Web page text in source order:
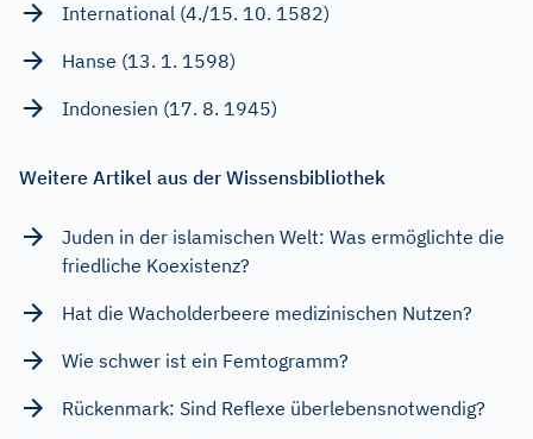
International (4./15. 10. 1582)
Hanse (13. 1. 1598)
Indonesien (17. 8. 1945)
Weitere Artikel aus der Wissensbibliothek
Juden in der islamischen Welt: Was ermöglichte die
friedliche Koexistenz?
Hat die Wacholderbeere medizinischen Nutzen?
Wie schwer ist ein Femtogramm?
Rückenmark: Sind Reflexe überlebensnotwendig?